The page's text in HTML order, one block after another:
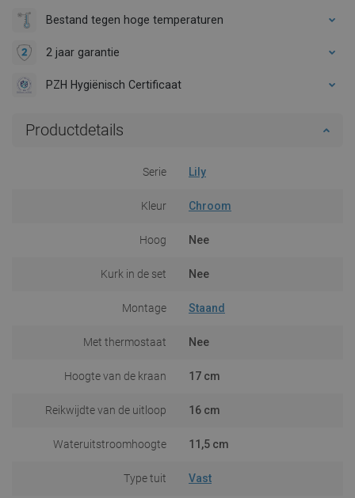
Bestand tegen hoge temperaturen
2 jaar garantie
PZH Hygiënisch Certificaat
Productdetails
Serie Lily
Kleur Chroom
Hoog Nee
Kurk in de set Nee
Montage Staand
Met thermostaat Nee
Hoogte van de kraan 17 cm
Reikwijdte van de uitloop 16 cm
Wateruitstroomhoogte 11,5 cm
Type tuit Vast